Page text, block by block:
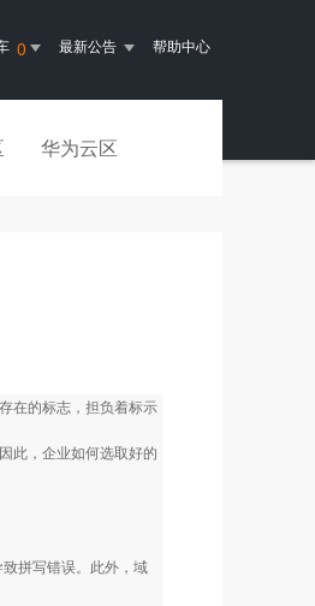
0 最新公告 帮助中心
华为云区
在的标志，担负着标示
此，企业如何选取好的
拼写错误。此外，域